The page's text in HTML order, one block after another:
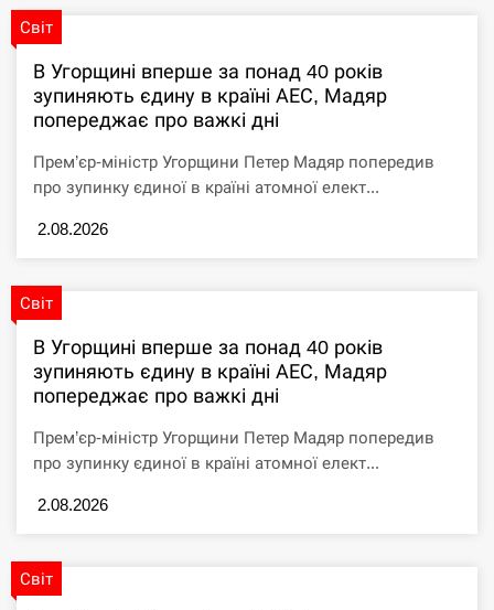
Світ
В Угорщині вперше за понад 40 років
зупиняють єдину в країні АЕС, Мадяр
попереджає про важкі дні
Прем’єр-міністр Угорщини Петер Мадяр попередив
про зупинку єдиної в країні атомної елект...
2.08.2026
Світ
В Угорщині вперше за понад 40 років
зупиняють єдину в країні АЕС, Мадяр
попереджає про важкі дні
Прем’єр-міністр Угорщини Петер Мадяр попередив
про зупинку єдиної в країні атомної елект...
2.08.2026
Світ